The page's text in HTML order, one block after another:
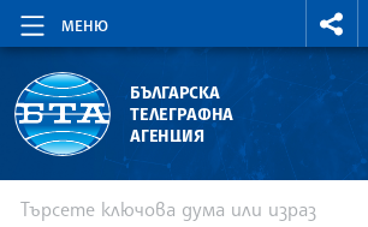
МЕНЮ
БЪЛГАРСКА
ТЕЛЕГРАФНА
АГЕНЦИЯ